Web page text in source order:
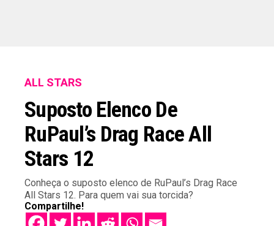
ALL STARS
Suposto Elenco De
RuPaul’s Drag Race All
Stars 12
Conheça o suposto elenco de RuPaul’s Drag Race
All Stars 12. Para quem vai sua torcida?
Compartilhe!